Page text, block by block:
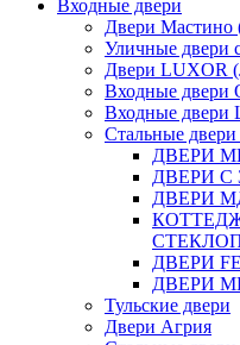
Входные двери
Двери Мастино
Уличные
Двери
Входные двери
Входные двери
Стальные двери
ДВЕРИ
ДВЕРИ С
ДВЕРИ
ДВЕРИ
ДВЕРИ
Тульские двери
Двери Агрия